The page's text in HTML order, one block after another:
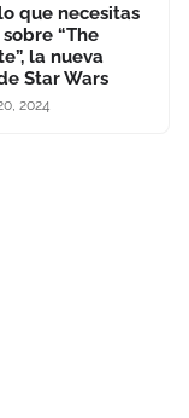
que necesitas
“The
la nueva
Star Wars
2024